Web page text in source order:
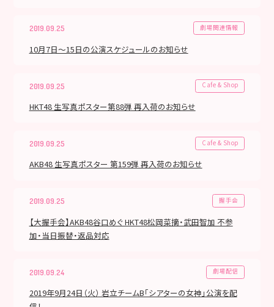
2019.09.25 劇場関連情報
10月7日～15日の公演スケジュールのお知らせ
2019.09.25 Cafe & Shop
HKT48 生写真ポスター第88弾 再入荷のお知らせ
2019.09.25 Cafe & Shop
AKB48 生写真ポスター 第159弾 再入荷のお知らせ
2019.09.25 握手会
【大握手会】AKB48谷口めぐ HKT48松岡菜摘・武田智加 不参
加・当日振替・返品対応
2019.09.24 劇場配信
2019年9月24日（火） 岩立チームB「シアターの女神」公演を配